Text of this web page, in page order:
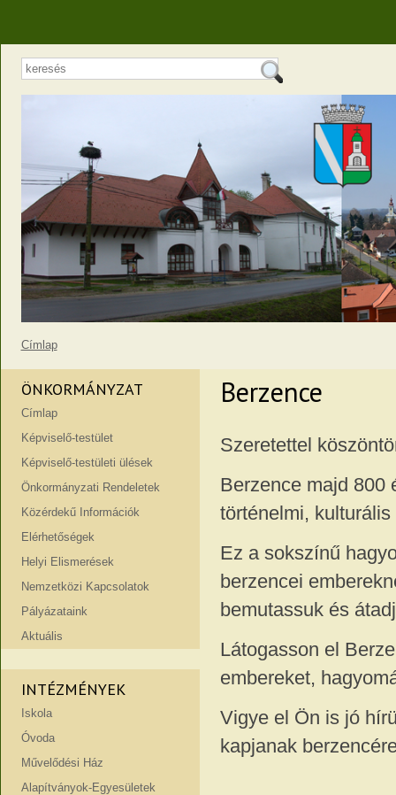
Címlap
ÖNKORMÁNYZAT
Címlap
Képviselő-testület
Képviselő-testületi ülések
Önkormányzati Rendeletek
Közérdekű Információk
Elérhetőségek
Helyi Elismerések
Nemzetközi Kapcsolatok
Pályázataink
Aktuális
INTÉZMÉNYEK
Iskola
Óvoda
Művelődési Ház
Alapítványok-Egyesületek
Berzence
Szeretettel
Berzence majd 800
történelmi,
Ez a sokszínű
berzencei
bemutassuk és
Látogasson el
embereket,
Vigye el Ön is jó
kapjanak